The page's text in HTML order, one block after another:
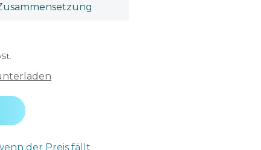
der Preis fällt